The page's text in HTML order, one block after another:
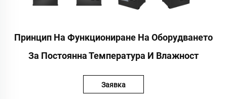
Принцип На Функциониране На Оборудването
За Постоянна Температура И Влажност
Заявка